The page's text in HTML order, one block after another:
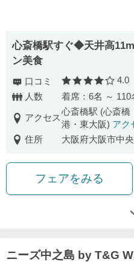
心斎橋駅すぐ◆天井高
ン美食
口コミ 口
4.0
人数
着席：6名 ～ 110
アクセス
心斎橋駅 (心斎橋
港・東大阪) アク
住所
大阪府大阪市中
フェアをみる
ニーズ中之島 by T&G